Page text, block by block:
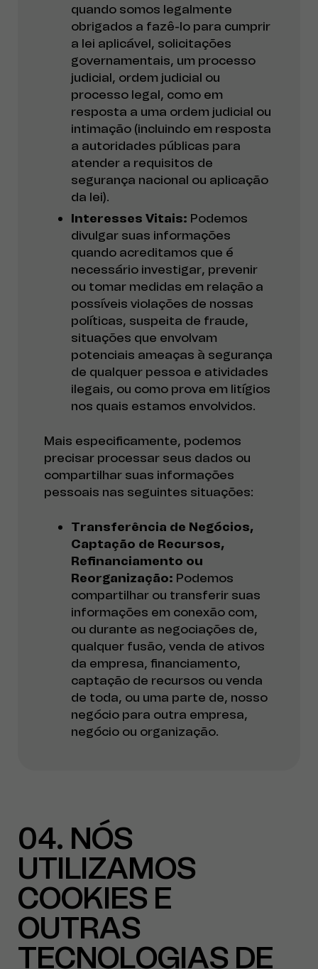
quando somos legalmente
obrigados a fazê-lo para cumprir
a lei aplicável, solicitações
governamentais, um processo
judicial, ordem judicial ou
processo legal, como em
resposta a uma ordem judicial ou
intimação (incluindo em resposta
a autoridades públicas para
atender a requisitos de
segurança nacional ou aplicação
da lei).
Interesses Vitais: Podemos
divulgar suas informações
quando acreditamos que é
necessário investigar, prevenir
ou tomar medidas em relação a
possíveis violações de nossas
políticas, suspeita de fraude,
situações que envolvam
potenciais ameaças à segurança
de qualquer pessoa e atividades
ilegais, ou como prova em litígios
nos quais estamos envolvidos.
Mais especificamente, podemos
precisar processar seus dados ou
compartilhar suas informações
pessoais nas seguintes situações:
Transferência de Negócios,
Captação de Recursos,
Refinanciamento ou
Reorganização: Podemos
compartilhar ou transferir suas
informações em conexão com,
ou durante as negociações de,
qualquer fusão, venda de ativos
da empresa, financiamento,
captação de recursos ou venda
de toda, ou uma parte de, nosso
negócio para outra empresa,
negócio ou organização.
04 NÓS
UTILIZAMOS
COOKIES E
OUTRAS
TECNOLOGIAS DE